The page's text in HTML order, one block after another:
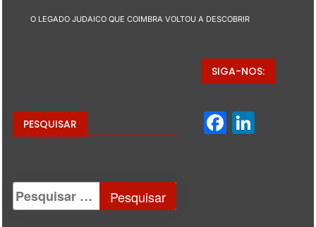
O LEGADO JUDAICO QUE COIMBRA VOLTOU A DESCOBRIR
PESQUISAR
SIGA-NOS: